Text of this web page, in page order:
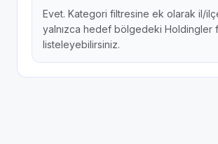
Evet. Kategori filtresine ek olarak il/
yalnızca hedef bölgedeki Holdingler
listeleyebilirsiniz.